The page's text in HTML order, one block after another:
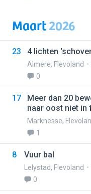
Maart2026
23 4 lichten
Almere, Flevoland
0
17
Meer dan 20
naar oost niet in
Marknesse,
1
8 Vuur bal
Lelystad, Flevoland
0